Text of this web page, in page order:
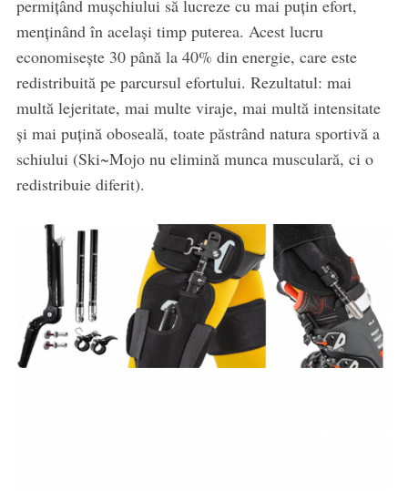
permițând mușchiului să lucreze cu mai puțin efort,
menținând în același timp puterea. Acest lucru
economisește 30 până la 40% din energie, care este
redistribuită pe parcursul efortului. Rezultatul: mai
multă lejeritate, mai multe viraje, mai multă intensitate
și mai puțină oboseală, toate păstrând natura sportivă a
schiului (Ski~Mojo nu elimină munca musculară, ci o
redistribuie diferit).